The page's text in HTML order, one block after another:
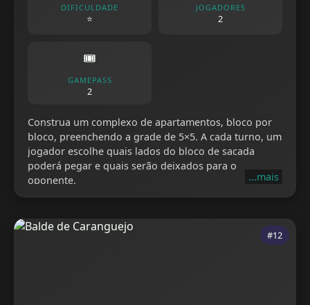
DIFICULDADE
⭐
JOGADORES
2
🎟️
GAMEPASS
2
Construa um complexo de apartamentos, bloco por
bloco, preenchendo a grade de 5×5. A cada turno, um
jogador escolhe quais lados do bloco de sacada
poderá pegar e quais serão deixados para o
oponente.
...mais
#12